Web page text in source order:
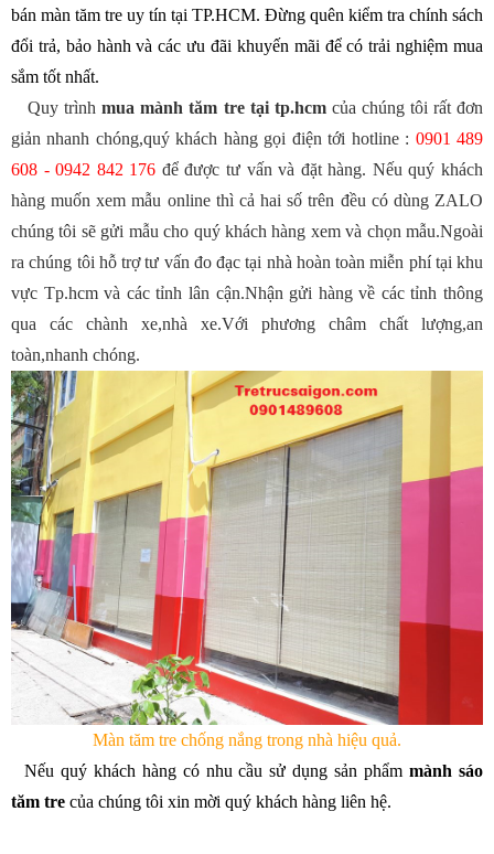
bán màn tăm tre uy tín tại TP.HCM. Đừng quên kiểm tra chính sách
đổi trả, bảo hành và các ưu đãi khuyến mãi để có trải nghiệm mua
sắm tốt nhất.
Quy trìnhmua mành tăm tre tại tp.hcmcủa chúng tôi rất đơn
giản nhanh chóng,quý khách hàng gọi điện tới hotline : 0901 489
608 - 0942 842 176 để được tư vấn và đặt hàng. Nếu quý khách
hàng muốn xem mẫu online thì cả hai số trên đều có dùng ZALO
chúng tôi sẽ gửi mẫu cho quý khách hàng xem và chọn mẫu.Ngoài
ra chúng tôi hỗ trợ tư vấn đo đạc tại nhà hoàn toàn miễn phí tại khu
vực Tp.hcm và các tỉnh lân cận.Nhận gửi hàng về các tỉnh thông
qua các chành xe,nhà xe.Với phương châm chất lượng,an
toàn,nhanh chóng.
Màn tăm tre chống nắng trong nhà hiệu quả.
Nếu quý khách hàng có nhu cầu sử dụng sản phẩmmành sáo
tăm tre của chúng tôi xin mời quý khách hàng liên hệ.